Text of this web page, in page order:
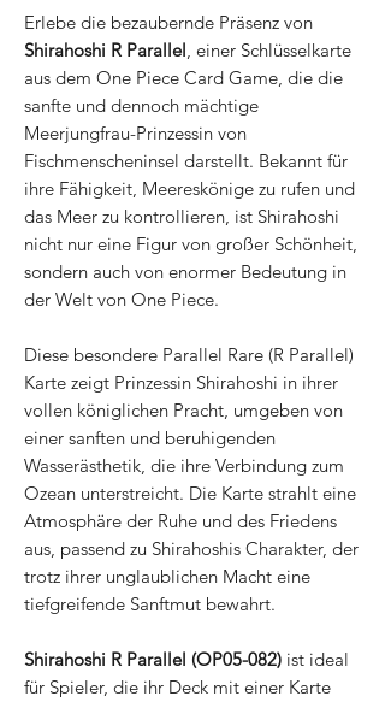
Erlebe die bezaubernde Präsenz von
Shirahoshi R Parallel, einer Schlüsselkarte
aus dem One Piece Card Game, die die
sanfte und dennoch mächtige
Meerjungfrau-Prinzessin von
Fischmenscheninsel darstellt. Bekannt für
ihre Fähigkeit, Meereskönige zu rufen und
das Meer zu kontrollieren, ist Shirahoshi
nicht nur eine Figur von großer Schönheit,
sondern auch von enormer Bedeutung in
der Welt von One Piece.
Diese besondere Parallel Rare (R Parallel)
Karte zeigt Prinzessin Shirahoshi in ihrer
vollen königlichen Pracht, umgeben von
einer sanften und beruhigenden
Wasserästhetik, die ihre Verbindung zum
Ozean unterstreicht. Die Karte strahlt eine
Atmosphäre der Ruhe und des Friedens
aus, passend zu Shirahoshis Charakter, der
trotz ihrer unglaublichen Macht eine
tiefgreifende Sanftmut bewahrt.
Shirahoshi R Parallel (OP05-082) ist ideal
für Spieler, die ihr Deck mit einer Karte